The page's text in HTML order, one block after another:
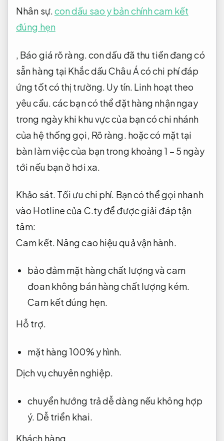
Đơn vị.Linh hoạt theo yêu cầu.
Làm bìa mạ vàng giấy tờ áp dụng cho
nhiều nhu cầu
Mua con dấu sao y bản chính
Nhân sự.con dấu sao y bản chính cam kết
đúng hẹn
,Báo giá rõ ràng. con dấu đã thu tiền đang có
sẵn hàng tại Khắc dấu Châu Á có chi phí đáp
yêu cầu.các bạn có thể đặt hàng nhận ngay
trong ngày khi khu vực của bạn có chi nhánh
của hệ thống gọi,
bàn làm việc của bạn trong khoảng 1 – 5 ngày
Khảo sát.Tối ưu chi phí.Bạn có thể gọi nhanh
vào Hotline của C.ty để được giải đáp tận
tâm:
bảo đảm mặt hàng chất lượng và cam
đoan không bán hàng chất lượng kém.
Cam kết đúng hẹn.
Hỗ trợ.